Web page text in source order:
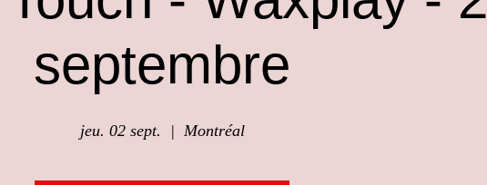
septembre
jeu. 02 sept.
  |
Montréal